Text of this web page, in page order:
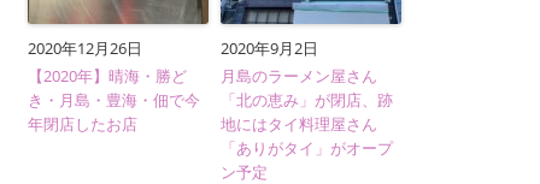
2020年12月26日
【2020年】晴海・勝ど
き・月島・豊海・佃で今
年閉店したお店
2020年9月2日
月島のラーメン屋さん
「北の恵み」が閉店、跡
地にはタイ料理屋さん
「ありがタイ」がオープ
ン予定